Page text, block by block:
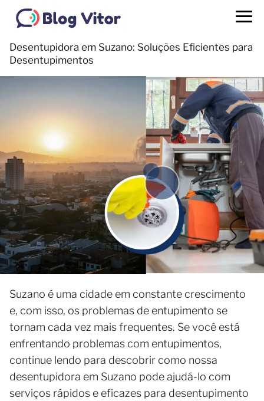
Desentupidora em Suzano: Soluções Eficientes para
Desentupimentos
Suzano é uma cidade em constante crescimento
e, com isso, os problemas de entupimento se
tornam cada vez mais frequentes. Se você está
enfrentando problemas com entupimentos,
continue lendo para descobrir como nossa
desentupidora em Suzano pode ajudá-lo com
serviços rápidos e eficazes para desentupimento